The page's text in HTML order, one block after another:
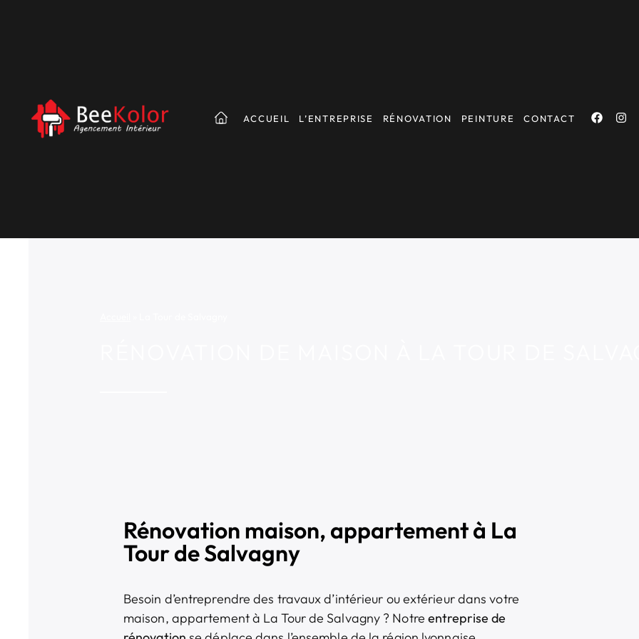
ACCUEIL L’ENTREPRISE RÉNOVATION PEINTURE CONTACT
Rénovation maison, appartement à La
Tour de Salvagny
Besoin d’entreprendre des travaux d’intérieur ou extérieur dans votre
maison, appartement à La Tour de Salvagny ? Notre entreprise de